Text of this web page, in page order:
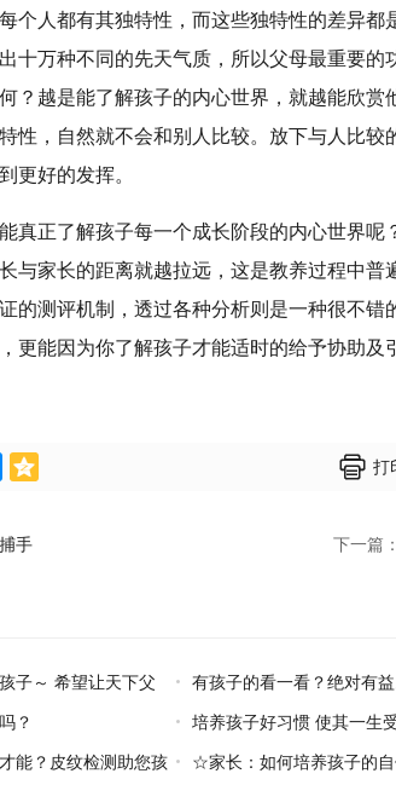
个人都有其独特性，而这些独特性的差异都
十万种不同的先天气质，所以父母最重要的
？越是能了解孩子的内心世界，就越能欣赏
性，自然就不会和别人比较。放下与人比较
更好的发挥。
正了解孩子每一个成长阶段的内心世界呢
与家长的距离就越拉远，这是教养过程中普
的测评机制，透过各种分析则是一种很不错
更能因为你了解孩子才能适时的给予协助及
  打
手 下一篇：
子～ 希望让天下父
孩子都能成才！
有孩子的看一看？绝对有
孩子一臂之力
？ 培养孩子好习惯 使其一生
能？皮纹检测助您孩
☆家长：如何培养孩子的